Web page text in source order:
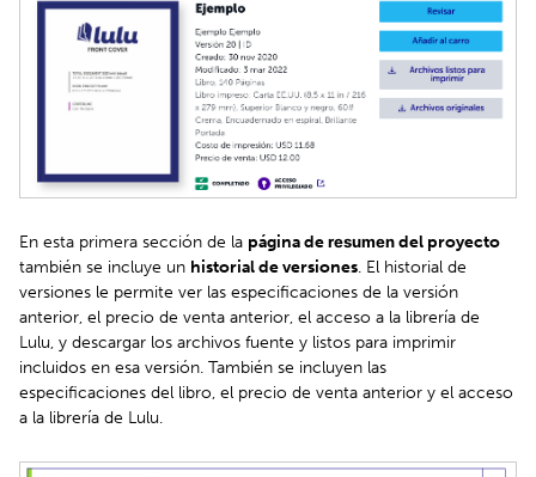
En esta primera sección de la página deresumendel proyecto
también se incluye un historial de versiones. El historial de
versiones le permite ver las especificaciones de la versión
anterior, el precio de venta anterior, el acceso a la librería de
Lulu, y descargar los archivos fuente y listos para imprimir
incluidos en esa versión. También se incluyen las
especificaciones del libro, el precio de venta anterior y el acceso
a la librería de Lulu.